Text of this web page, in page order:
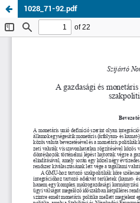
1028_71-92.pdf